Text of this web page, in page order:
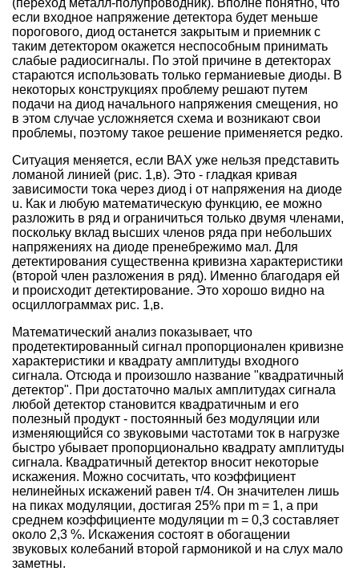
(переход металл-полупроводник). Вполне понятно, что
если входное напряжение детектора будет меньше
порогового, диод останется закрытым и приемник с
таким детектором окажется неспособным принимать
слабые радиосигналы. По этой причине в детекторах
стараются использовать только германиевые диоды. В
некоторых конструкциях проблему решают путем
подачи на диод начального напряжения смещения, но
в этом случае усложняется схема и возникают свои
проблемы, поэтому такое решение применяется редко.
Ситуация меняется, если ВАХ уже нельзя представить
ломаной линией (рис. 1,в). Это - гладкая кривая
зависимости тока через диод i от напряжения на диоде
u. Как и любую математическую функцию, ее можно
разложить в ряд и ограничиться только двумя членами,
поскольку вклад высших членов ряда при небольших
напряжениях на диоде пренебрежимо мал. Для
детектирования существенна кривизна характеристики
(второй член разложения в ряд). Именно благодаря ей
и происходит детектирование. Это хорошо видно на
осциллограммах рис. 1,в.
Математический анализ показывает, что
продетектированный сигнал пропорционален кривизне
характеристики и квадрату амплитуды входного
сигнала. Отсюда и произошло название "квадратичный
детектор". При достаточно малых амплитудах сигнала
любой детектор становится квадратичным и его
полезный продукт - постоянный без модуляции или
изменяющийся со звуковыми частотами ток в нагрузке
быстро убывает пропорционально квадрату амплитуды
сигнала. Квадратичный детектор вносит некоторые
искажения. Можно сосчитать, что коэффициент
нелинейных искажений равен т/4. Он значителен лишь
на пиках модуляции, достигая 25% при m = 1, а при
среднем коэффициенте модуляции m = 0,3 составляет
около 2,3 %. Искажения состоят в обогащении
звуковых колебаний второй гармоникой и на слух мало
заметны.